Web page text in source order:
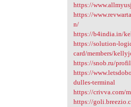
https://
https://
n/
https://b4india.in/
https://solution-
card/members/
https://snob.ru/
https://
dulles-terminal
https://crivva.com/
https://